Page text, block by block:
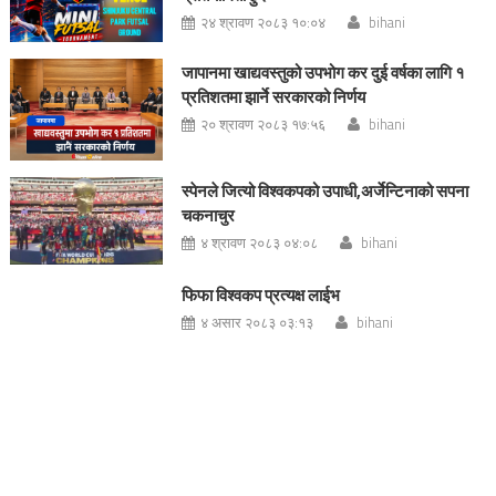
२४ श्रावण २०८३ १०:०४ bihani
जापानमा खाद्यवस्तुको उपभोग कर दुई वर्षका लागि १
प्रतिशतमा झार्ने सरकारको निर्णय
२० श्रावण २०८३ १७:५६ bihani
स्पेनले जित्यो विश्वकपको उपाधी,अर्जेन्टिनाको सपना
चकनाचुर
४ श्रावण २०८३ ०४:०८ bihani
फिफा विश्वकप प्रत्यक्ष लाईभ
४ असार २०८३ ०३:१३ bihani